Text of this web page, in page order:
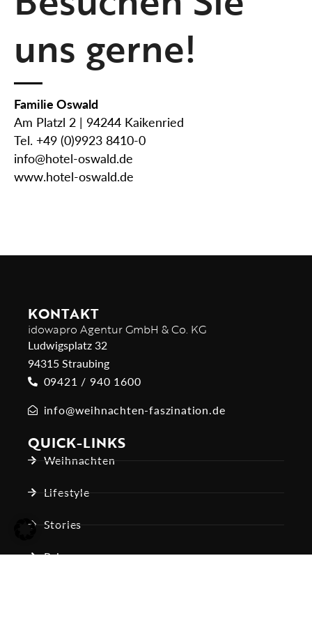
uns gerne!
Familie Oswald
Am Platzl 2 | 94244 Kaikenried
Tel. +49 (0)9923 8410-0
info@hotel-oswald.de
www.hotel-oswald.de
KONTAKT
idowapro Agentur GmbH & Co. KG
Ludwigsplatz 32
94315 Straubing
09421 / 940 1600
info@weihnachten-faszination.de
QUICK-LINKS
Weihnachten
Lifestyle
Stories
Reisen